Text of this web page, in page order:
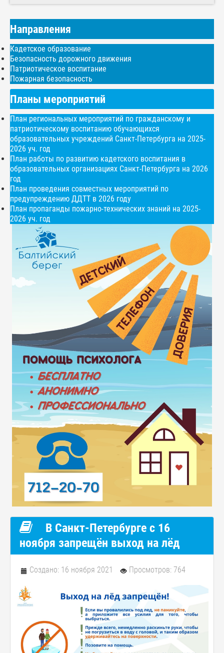
Направления
Кадетское образование
Безопасность дорожного движения
Патриотическое воспитание
Пожарная безопасность
Планы мероприятий
План региональных мероприятий по гражданскому и
патриотическому воспитанию обучающихся
образовательных учреждений Санкт-Петербурга на 2025-
2026 уч. год
План работы по развитию кадетского воспитания в
образовательных организациях Санкт-Петербурга на 2026
год
План проведения совместных мероприятий по
предупреждению ДДТТ в 2026 году
План пропаганды пожарно-технических знаний на 2025-
2026 уч. год
В Санкт-Петербурге с 16
ноября запрещён выход на лёд
Создано: 16 ноября 2021 Просмотров: 764